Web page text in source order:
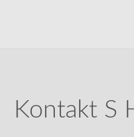
Kontakt S